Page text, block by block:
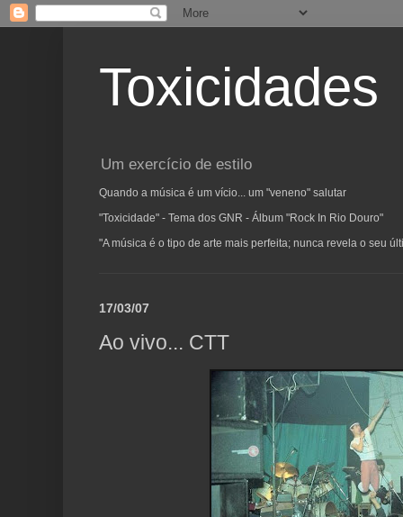
Toxicidades
Um exercício de estilo
Quando a música é um vício... um "veneno" salutar
"Toxicidade" - Tema dos GNR - Álbum "Rock In Rio Douro"
"A música é o tipo de arte mais perfeita; nunca revela o seu
17/03/07
Ao vivo... CTT